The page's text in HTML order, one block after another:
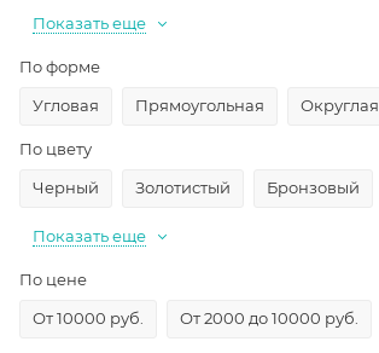
Показать еще
По форме
Угловая
Прямоугольная Округлая
По цвету
Черный
Золотистый Бронзовый
Показать еще
По цене
От 10000 руб.
От 2000 до 10000 руб.